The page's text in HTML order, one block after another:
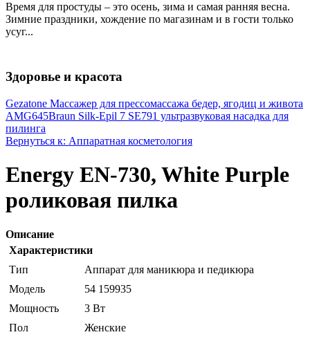
Время для простуды – это осень, зима и самая ранняя весна.
Зимние праздники, хождение по магазинам и в гости только
усуг...
Здоровье и красота
Gezatone Массажер для прессомассажа бедер, ягодиц и живота
AMG645Braun Silk-Epil 7 SE791 ультразвуковая насадка для
пилинга
Вернуться к: Аппаратная косметология
Energy EN-730, White Purple
роликовая пилка
Описание
Характеристики
Тип
Аппарат для маникюра и педикюра
Модель
54 159935
Мощность
3 Вт
Пол
Женские